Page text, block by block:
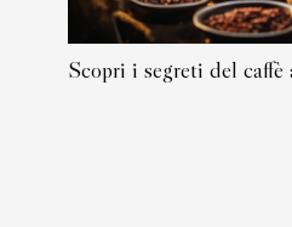
Scopri i segreti del caffè